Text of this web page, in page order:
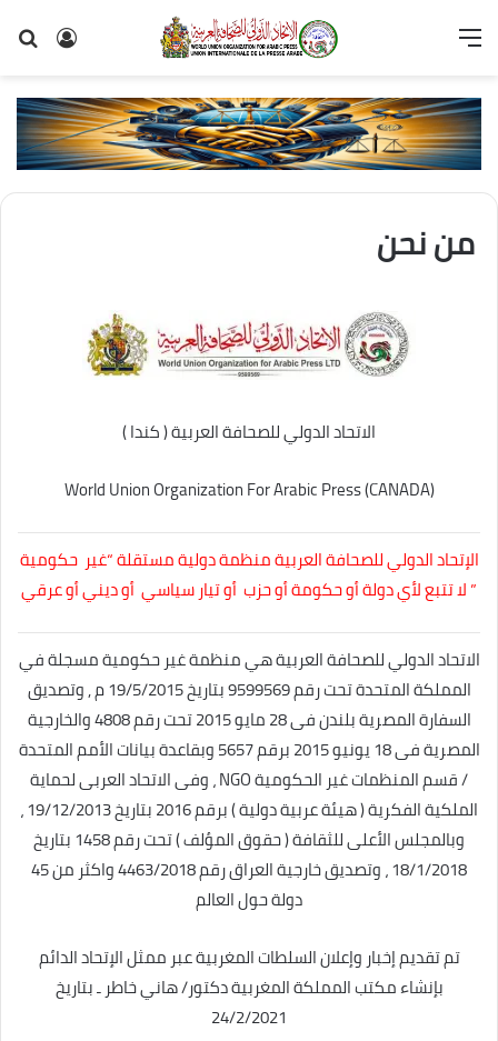
تسجيل
القائمة
من نحن
الاتحاد الدولي للصحافة العربية ( كندا )
World Union Organization For Arabic Press (CANADA)
الإتحاد الدولي للصحافة العربية منظمة دولية مستقلة“غير حكومية
” لا تتبع لأي دولة أو حكومة أو حزب أو تيار سياسي أو ديني أو عرقي
الاتحاد الدولي للصحافة العربية هي منظمة غير حكومية مسجلة في
المملكة المتحدة تحت رقم 9599569 بتاريخ 19/5/2015 م , وتصديق
السفارة المصرية بلندن فى 28 مايو 2015 تحت رقم 4808 والخارجية
المصرية فى 18 يونيو 2015 برقم 5657 وبقاعدة بيانات الأمم المتحدة
/ قسم المنظمات غير الحكومية NGO ، وفى الاتحاد العربى لحماية
الملكية الفكرية ( هيئة عربية دولية ) برقم 2016 بتاريخ 19/12/2013 ،
وبالمجلس الأعلى للثقافة ( حقوق المؤلف ) تحت رقم 1458 بتاريخ
18/1/2018 ، وتصديق خارجية العراق رقم 4463/2018 واكثر من 45
دولة حول العالم
تم تقديم إخبار وإعلان السلطات المغربية عبر ممثل الإتحاد الدائم
بإنشاء مكتب المملكة المغربية دكتور/ هاني خاطر ـ بتاريخ
24/2/2021